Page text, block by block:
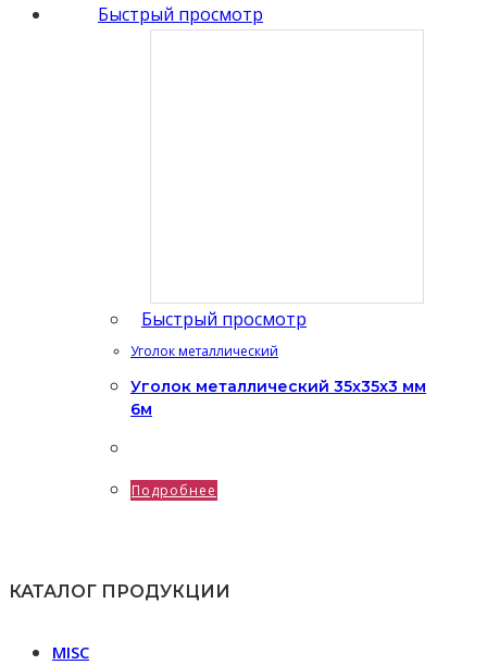
Быстрый просмотр
Быстрый просмотр
Уголок металлический
Уголок металлический 35x35x3 мм
6м
Подробнее
КАТАЛОГ ПРОДУКЦИИ
MISC